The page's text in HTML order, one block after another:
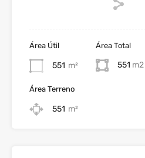
Área Útil
551 m²
Área Terreno
551 m²
Área Total
551